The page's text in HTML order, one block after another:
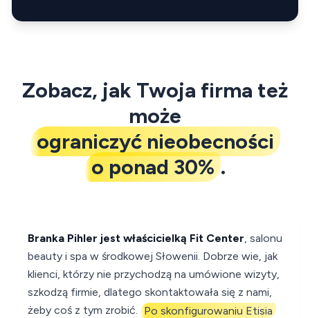
Zobacz, jak Twoja firma też
może
ograniczyć nieobecności
o ponad 30% .
Branka Pihler jest właścicielką Fit Center, salonu
beauty i spa w środkowej Słowenii. Dobrze wie, jak
klienci, którzy nie przychodzą na umówione wizyty,
szkodzą firmie, dlatego skontaktowała się z nami,
żeby coś z tym zrobić. Po skonfigurowaniu Etisia